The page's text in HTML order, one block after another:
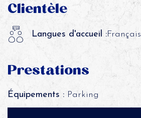
Clientèle
Langues d'accueil :Français
Prestations
Équipements :Parking